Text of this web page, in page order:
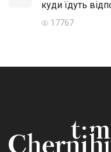
куди їдуть
17767